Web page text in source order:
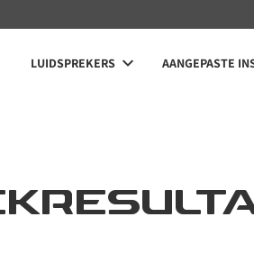
LUIDSPREKERS AANGEPASTE